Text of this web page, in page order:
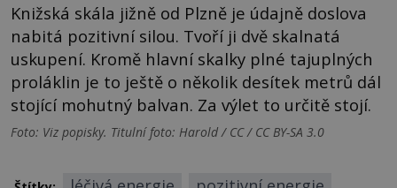
Knižská skála jižně od Plzně je údajně doslova
nabitá pozitivní silou. Tvoří ji dvě skalnatá
uskupení. Kromě hlavní skalky plné tajuplných
proláklin je to ještě o několik desítek metrů dál
stojící mohutný balvan. Za výlet to určitě stojí.
Foto: Viz popisky. Titulní foto: Harold / CC / CC BY-SA 3.0